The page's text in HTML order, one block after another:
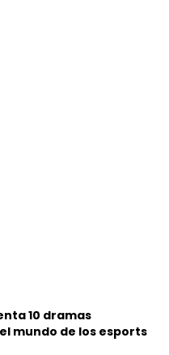
10 dramas
mundo de los esports